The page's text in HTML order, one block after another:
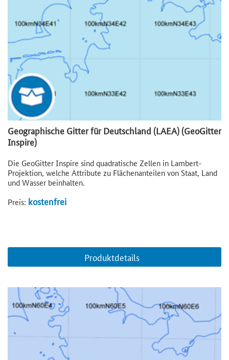
Geographische Gitter für Deutschland (LAEA) (GeoGitter
Inspire)
Die GeoGitter Inspire sind quadratische Zellen in Lambert-
Projektion, welche Attribute zu Flächenanteilen von Staat, Land
und Wasser beinhalten.
Preis: kostenfrei
Produktdetails